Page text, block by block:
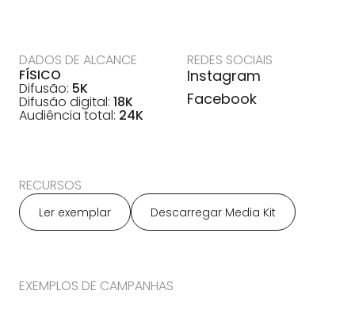
DADOS DE ALCANCE
FÍSICO
Difusão: 5K
Difusão digital: 18K
Audiência total: 24K
REDES SOCIAIS
Instagram
Facebook
RECURSOS
Ler exemplar Descarregar Media Kit
EXEMPLOS DE CAMPANHAS